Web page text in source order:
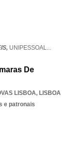
UNIPESSOAL...
De
LISBOA, LISBOA
e patronais